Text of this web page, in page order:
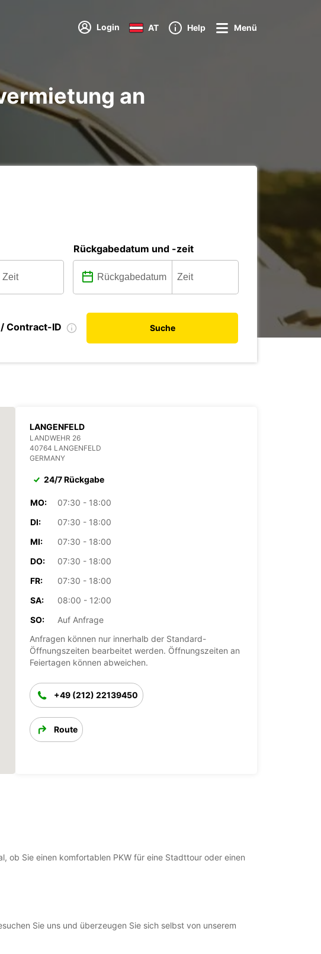
Login AT Help Menü
an
Rückgabedatum und -zeit
Contract-ID Suche
LANGENFELD
LANDWEHR 26
40764 LANGENFELD
GERMANY
24/7 Rückgabe
MO:
07:30 - 18:00
DI:
07:30 - 18:00
MI:
07:30 - 18:00
DO:
07:30 - 18:00
FR:
07:30 - 18:00
SA:
08:00 - 12:00
SO:
Auf Anfrage
Anfragen können nur innerhalb der Standard-
Öffnungszeiten bearbeitet werden. Öffnungszeiten an
Feiertagen können abweichen.
+49 (212) 22139450
Route
ob Sie einen komfortablen PKW für eine Stadttour oder einen
Sie uns und überzeugen Sie sich selbst von unserem